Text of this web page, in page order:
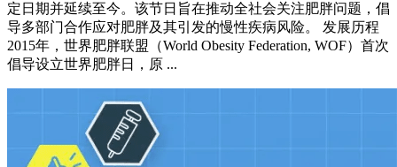
定日期并延续至今。该节日旨在推动全社会关注肥胖问题，倡
导多部门合作应对肥胖及其引发的慢性疾病风险。 发展历程
2015年，世界肥胖联盟（World Obesity Federation, WOF）首次
倡导设立世界肥胖日，原 ...